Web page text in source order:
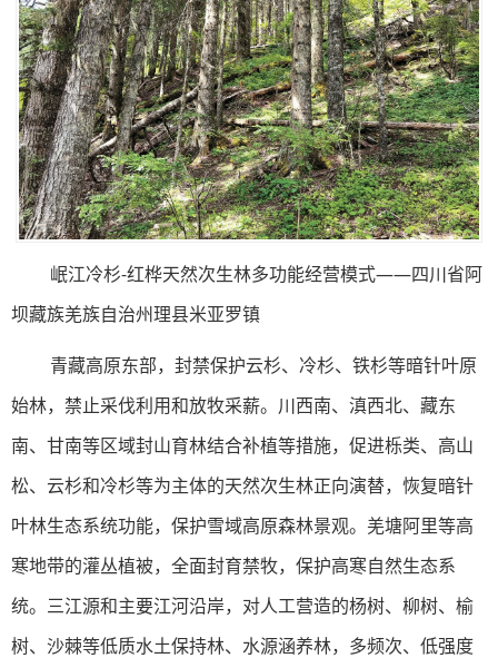
岷江冷杉-红桦天然次生林多功能经营模式——四川省阿
坝藏族羌族自治州理县米亚罗镇
青藏高原东部，封禁保护云杉、冷杉、铁杉等暗针叶原
始林，禁止采伐利用和放牧采薪。川西南、滇西北、藏东
南、甘南等区域封山育林结合补植等措施，促进栎类、高山
松、云杉和冷杉等为主体的天然次生林正向演替，恢复暗针
叶林生态系统功能，保护雪域高原森林景观。羌塘阿里等高
寒地带的灌丛植被，全面封育禁牧，保护高寒自然生态系
统。三江源和主要江河沿岸，对人工营造的杨树、柳树、榆
树、沙棘等低质水土保持林、水源涵养林，多频次、低强度